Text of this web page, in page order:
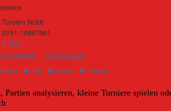
Torsten Noldt
0151-10867961
E-Mail
TURNIERE VEREINSLEBEN
Freitag HdB Schach Training
analysieren, kleine Turniere spielen